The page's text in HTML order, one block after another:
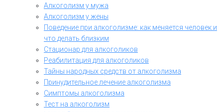
Алкоголизм у мужа
Алкоголизм у жены
Поведение при алкоголизме: как меняется человек и
что делать близким
Стационар для алкоголиков
Реабилитация для алкоголиков
Тайны народных средств от алкоголизма
Принудительное лечение алкоголизма
Симптомы алкоголизма
Тест на алкоголизм